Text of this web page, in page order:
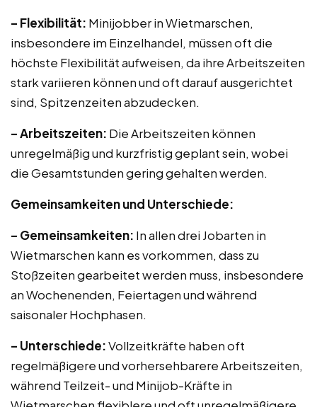
– Flexibilität: Minijobber in Wietmarschen,
insbesondere im Einzelhandel, müssen oft die
höchste Flexibilität aufweisen, da ihre Arbeitszeiten
stark variieren können und oft darauf ausgerichtet
sind, Spitzenzeiten abzudecken.
– Arbeitszeiten: Die Arbeitszeiten können
unregelmäßig und kurzfristig geplant sein, wobei
die Gesamtstunden gering gehalten werden.
Gemeinsamkeiten und Unterschiede:
– Gemeinsamkeiten: In allen drei Jobarten in
Wietmarschen kann es vorkommen, dass zu
Stoßzeiten gearbeitet werden muss, insbesondere
an Wochenenden, Feiertagen und während
saisonaler Hochphasen.
– Unterschiede:Vollzeitkräfte haben oft
regelmäßigere und vorhersehbarere Arbeitszeiten,
während Teilzeit- und Minijob-Kräfte in